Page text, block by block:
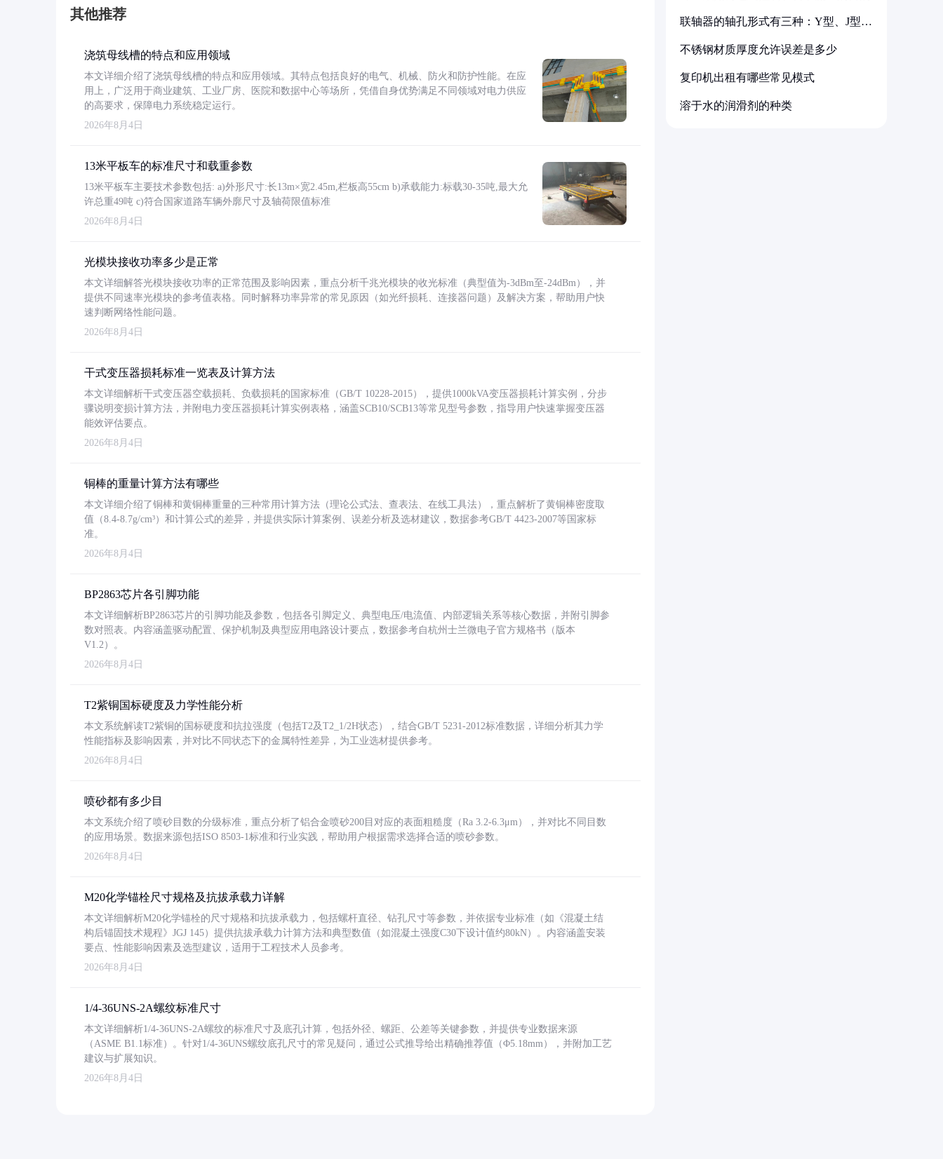
其他推荐
浇筑母线槽的特点和应用领域
本文详细介绍了浇筑母线槽的特点和应用领域。其特点包括良好的电气、机械、防火和防护性能。在应
用上，广泛用于商业建筑、工业厂房、医院和数据中心等场所，凭借自身优势满足不同领域对电力供应
的高要求，保障电力系统稳定运行。
2026年8月4日
13米平板车的标准尺寸和载重参数
13米平板车主要技术参数包括: a)外形尺寸:长13m×宽2.45m,栏板高55cm b)承载能力:标载30-35吨,最大允
许总重49吨 c)符合国家道路车辆外廓尺寸及轴荷限值标准
2026年8月4日
光模块接收功率多少是正常
本文详细解答光模块接收功率的正常范围及影响因素，重点分析千兆光模块的收光标准（典型值为-3dBm至-24dBm），并
提供不同速率光模块的参考值表格。同时解释功率异常的常见原因（如光纤损耗、连接器问题）及解决方案，帮助用户快
速判断网络性能问题。
2026年8月4日
干式变压器损耗标准一览表及计算方法
本文详细解析干式变压器空载损耗、负载损耗的国家标准（GB/T 10228-2015），提供1000kVA变压器损耗计算实例，分步
骤说明变损计算方法，并附电力变压器损耗计算实例表格，涵盖SCB10/SCB13等常见型号参数，指导用户快速掌握变压器
能效评估要点。
2026年8月4日
铜棒的重量计算方法有哪些
本文详细介绍了铜棒和黄铜棒重量的三种常用计算方法（理论公式法、查表法、在线工具法），重点解析了黄铜棒密度取
值（8.4-8.7g/cm³）和计算公式的差异，并提供实际计算案例、误差分析及选材建议，数据参考GB/T 4423-2007等国家标
准。
2026年8月4日
BP2863芯片各引脚功能
本文详细解析BP2863芯片的引脚功能及参数，包括各引脚定义、典型电压/电流值、内部逻辑关系等核心数据，并附引脚参
数对照表。内容涵盖驱动配置、保护机制及典型应用电路设计要点，数据参考自杭州士兰微电子官方规格书（版本
V1.2）。
2026年8月4日
T2紫铜国标硬度及力学性能分析
本文系统解读T2紫铜的国标硬度和抗拉强度（包括T2及T2_1/2H状态），结合GB/T 5231-2012标准数据，详细分析其力学
性能指标及影响因素，并对比不同状态下的金属特性差异，为工业选材提供参考。
2026年8月4日
喷砂都有多少目
本文系统介绍了喷砂目数的分级标准，重点分析了铝合金喷砂200目对应的表面粗糙度（Ra 3.2-6.3μm），并对比不同目数
的应用场景。数据来源包括ISO 8503-1标准和行业实践，帮助用户根据需求选择合适的喷砂参数。
2026年8月4日
M20化学锚栓尺寸规格及抗拔承载力详解
本文详细解析M20化学锚栓的尺寸规格和抗拔承载力，包括螺杆直径、钻孔尺寸等参数，并依据专业标准（如《混凝土结
构后锚固技术规程》JGJ 145）提供抗拔承载力计算方法和典型数值（如混凝土强度C30下设计值约80kN）。内容涵盖安装
要点、性能影响因素及选型建议，适用于工程技术人员参考。
2026年8月4日
1/4-36UNS-2A螺纹标准尺寸
本文详细解析1/4-36UNS-2A螺纹的标准尺寸及底孔计算，包括外径、螺距、公差等关键参数，并提供专业数据来源
（ASME B1.1标准）。针对1/4-36UNS螺纹底孔尺寸的常见疑问，通过公式推导给出精确推荐值（Φ5.18mm），并附加工艺
建议与扩展知识。
2026年8月4日
联轴器的轴孔形式有三种：Y型、J型、
不锈钢材质厚度允许误差是多少
复印机出租有哪些常见模式
溶于水的润滑剂的种类